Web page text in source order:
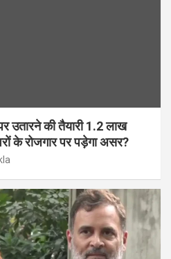
उतारने की तैयारी 1.2 लाख
के रोजगार पर पड़ेगा असर?